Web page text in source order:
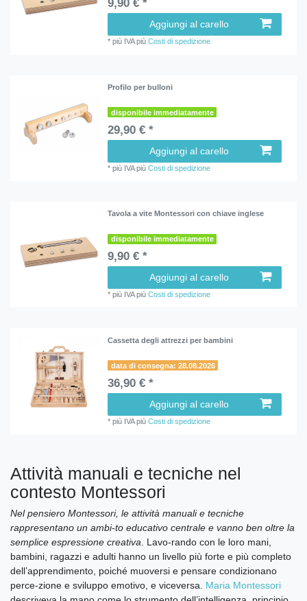
9,90 € *
Aggiungi al carello
*più IVApiùCosti di spedizione
Profilo per bulloni
disponibile immediatamente
29,90 € *
Aggiungi al carello
*più IVApiùCosti di spedizione
Tavola a vite Montessori con chiave inglese
disponibile immediatamente
9,90 € *
Aggiungi al carello
*più IVApiùCosti di spedizione
Cassetta degli attrezzi per bambini
data di consegna: 28.08.2026
36,90 € *
Aggiungi al carello
*più IVApiùCosti di spedizione
Attività manuali e tecniche nel
contesto Montessori
Nel pensiero Montessori, le attività manuali e tecniche
rappresentano un ambi-to educativo centrale e vanno ben oltre la
semplice espressione creativa . Lavo-rando con le loro mani,
bambini, ragazzi e adulti hanno un livello più forte e più completo
dell’apprendimento, poiché muoversi e pensare condizionano
perce-zione e sviluppo emotivo, e viceversa. Maria Montessori